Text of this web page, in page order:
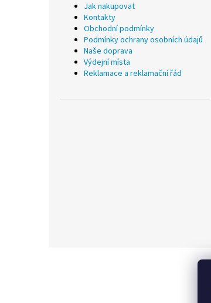
Jak nakupovat
Kontakty
Obchodní podmínky
Podmínky ochrany osobních údajů
Naše doprava
Výdejní místa
Reklamace a reklamační řád